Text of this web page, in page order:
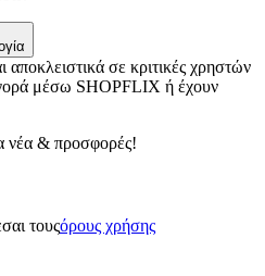
προβολή εξατομικευμένων
τις μετρήσεις σχετικά με
την καλύτερη εικόνα του κοινού
Επίσης, κοινοποιούμε
μέρους σας χρήση της
μέσων κοινωνικής
ανάλυσης.
αποκλειστικά σε κριτικές χρηστών
μέσω SHOPFLIX ή έχουν
νέα & προσφορές!
τουςόρους χρήσης